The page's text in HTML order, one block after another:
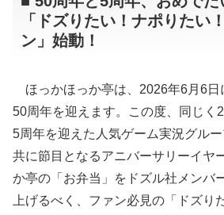
「ドズりたい！ナポりたい
ン」始動！
ほっかほっか亭は、2026年6月6日
50周年を迎えます。この度、同じく
5周年を迎えた人気ゲーム実況グルー
共に節目となるアニバーサリーイヤ
か亭の「お弁当」をドズル社メンバ
上げるべく、ファン必見の「ドズり